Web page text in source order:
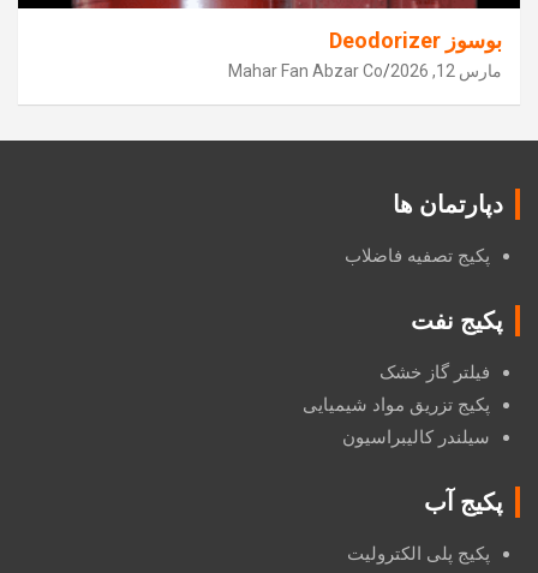
بوسوز Deodorizer
مارس 12, 2026 Mahar Fan Abzar Co
دپارتمان ها
پکیج تصفیه فاضلاب
پکیج نفت
فیلتر گاز خشک
پکیج تزریق مواد شیمیایی
سیلندر کالیبراسیون
پکیج آب
پکیج پلی الکترولیت